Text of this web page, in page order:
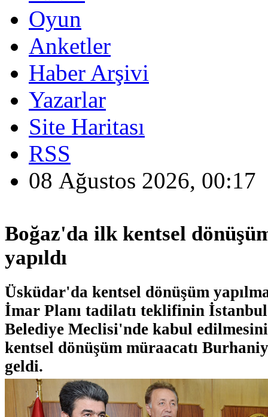
Oyun
Anketler
Haber Arşivi
Yazarlar
Site Haritası
RSS
08 Ağustos 2026, 00:17
Boğaz'da ilk kentsel
yapıldı
Üsküdar'da kentsel dönüşüm
İmar Planı tadilatı teklifinin
Belediye Meclisi'nde kabul
kentsel dönüşüm müraacatı
geldi.